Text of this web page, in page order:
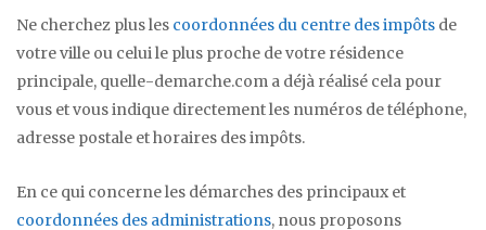
Ne cherchez plus les coordonnées du centre des impôts de
votre ville ou celui le plus proche de votre résidence
principale, quelle-demarche.com a déjà réalisé cela pour
vous et vous indique directement les numéros de téléphone,
adresse postale et horaires des impôts.
En ce qui concerne les démarches des principaux et
coordonnées des administrations, nous proposons